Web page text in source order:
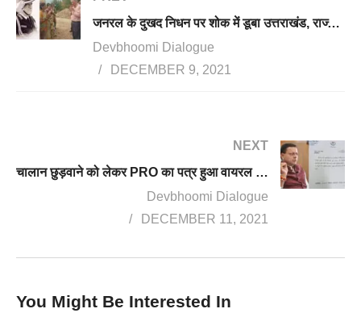
जनरल के दुखद निधन पर शोक में डूबा उत्तराखंड, राज्य में तीन दिन का राजकीय शोक
Devbhoomi Dialogue
DECEMBER 9, 2021
NEXT
चालान छुड़वाने को लेकर PRO का पत्र हुआ वायरल तो सीएम ने लिया एक्शन, जांच बिठाकर पीआरओ सस्पेंड
Devbhoomi Dialogue
DECEMBER 11, 2021
You Might Be Interested In